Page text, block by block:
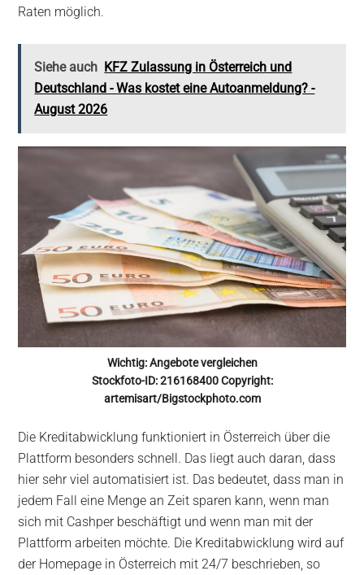
Raten möglich.
Siehe auch KFZ Zulassung in Österreich und
Deutschland - Was kostet eine Autoanmeldung? -
August 2026
Wichtig: Angebote vergleichen
Stockfoto-ID: 216168400 Copyright:
artemisart/Bigstockphoto.com
Die Kreditabwicklung funktioniert in Österreich über die
Plattform besonders schnell. Das liegt auch daran, dass
hier sehr viel automatisiert ist. Das bedeutet, dass man in
jedem Fall eine Menge an Zeit sparen kann, wenn man
sich mit Cashper beschäftigt und wenn man mit der
Plattform arbeiten möchte. Die Kreditabwicklung wird auf
der Homepage in Österreich mit 24/7 beschrieben, so